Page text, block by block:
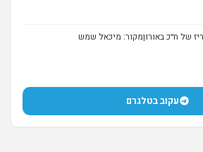
של ח״כ באורוןמקור: מיכאל שמש
עקוב בטלגרם